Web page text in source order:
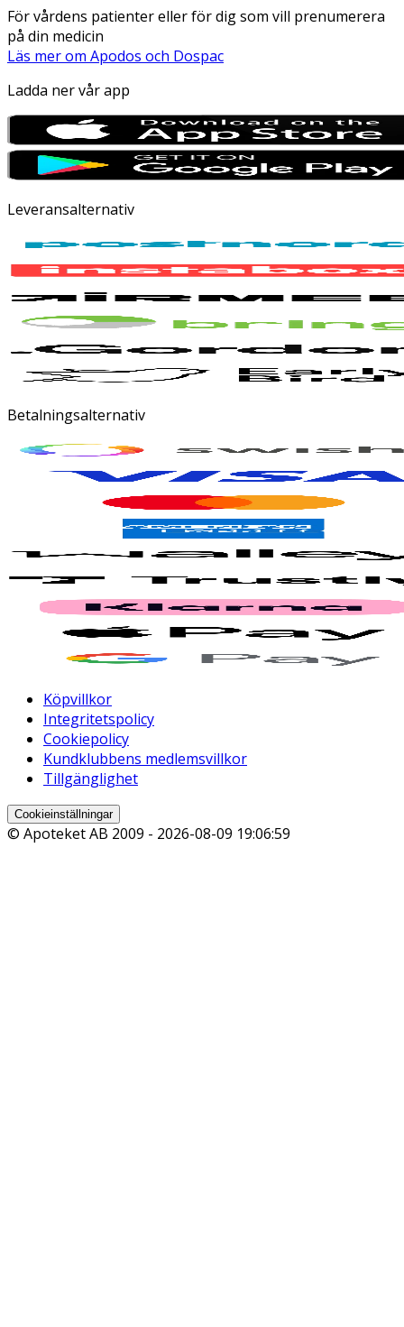
För vårdens patienter eller för dig som vill prenumerera
på din medicin
Läs mer om Apodos och Dospac
Ladda ner vår app
Leveransalternativ
Betalningsalternativ
Köpvillkor
Integritetspolicy
Cookiepolicy
Kundklubbens medlemsvillkor
Tillgänglighet
Cookieinställningar
© Apoteket AB 2009 - 2026-08-09 19:06:59